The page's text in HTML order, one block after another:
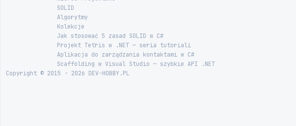
SOLID
Algorytmy
Kolekcje
Jak stosować 5 zasad SOLID w C#
Projekt Tetris w .NET — seria tutoriali
Aplikacja do zarządzania kontaktami w C#
Scaffolding w Visual Studio — szybkie API .NET
Copyright © 2015 - 2026 DEV-HOBBY.PL